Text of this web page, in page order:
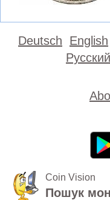
Deutsch English
Русский
Coin Vision
Пошук